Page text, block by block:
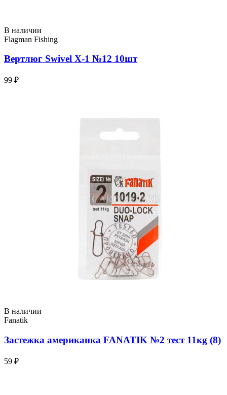
В наличии
Flagman Fishing
Вертлюг Swivel X-1 №12 10шт
99 ₽
В наличии
Fanatik
Застежка американка FANATIK №2 тест 11кg (8)
59 ₽